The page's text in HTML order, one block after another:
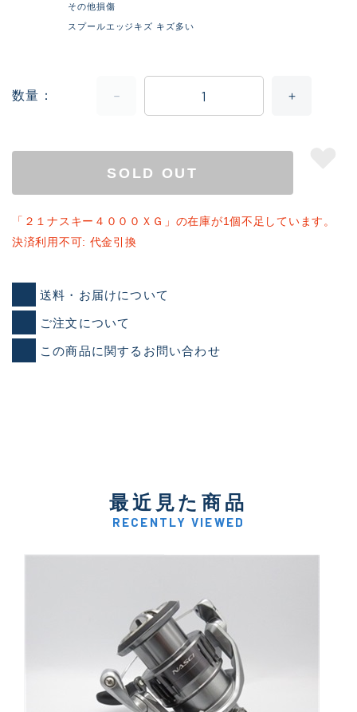
その他損傷
スプールエッジキズ キズ多い
数量
SOLD OUT
「２１ナスキー４０００ＸＧ」の在庫が1個不足しています。
決済利用不可: 代金引換
送料・お届けについて
ご注文について
この商品に関するお問い合わせ
最近見た商品
RECENTLY VIEWED